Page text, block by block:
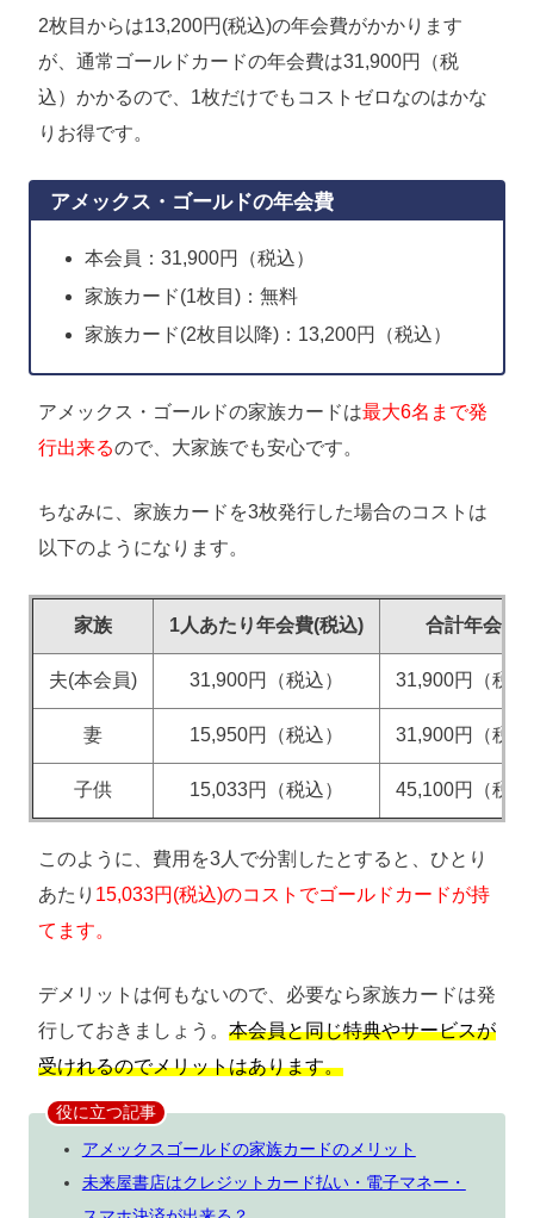
2枚目からは13,200円(税込)の年会費がかかります
が、通常ゴールドカードの年会費は31,900円（税
込）かかるので、1枚だけでもコストゼロなのはかな
りお得です。
アメックス・ゴールドの年会費
本会員：31,900円（税込）
家族カード(1枚目)：無料
家族カード(2枚目以降)：13,200円（税込）
アメックス・ゴールドの家族カードは最大6名まで発
行出来るので、大家族でも安心です。
ちなみに、家族カードを3枚発行した場合のコストは
以下のようになります。
家族 1人あたり年会費(税込) 合計年会費
夫(本会員) 31,900円（税込） 31,900円（税込
妻 15,950円（税込） 31,900円（税込
子供 15,033円（税込） 45,100円（税込
このように、費用を3人で分割したとすると、ひとり
あたり 15,033円(税込)のコストでゴールドカードが持
てます。
デメリットは何もないので、必要なら家族カードは発
行しておきましょう。 本会員と同じ特典やサービスが
受けれるのでメリットはあります。
役に立つ記事
アメックスゴールドの家族カードのメリット
未来屋書店はクレジットカード払い・電子マネー・